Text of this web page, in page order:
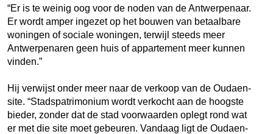
“Er is te weinig oog voor de noden van de Antwerpenaar.
Er wordt amper ingezet op het bouwen van betaalbare
woningen of sociale woningen, terwijl steeds meer
Antwerpenaren geen huis of appartement meer kunnen
vinden.”
Hij verwijst onder meer naar de verkoop van de Oudaen-
site. “Stadspatrimonium wordt verkocht aan de hoogste
bieder, zonder dat de stad voorwaarden oplegt rond wat
er met die site moet gebeuren. Vandaag ligt de Oudaen-